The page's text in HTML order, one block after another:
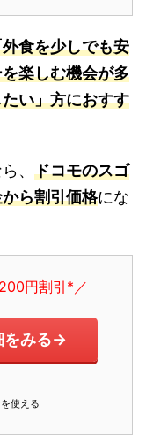
食を少しでも安
楽しむ機会が多
い」方におすす
、 ドコモのスゴ
ら割引価格にな
円割引*／
をみる→
使える